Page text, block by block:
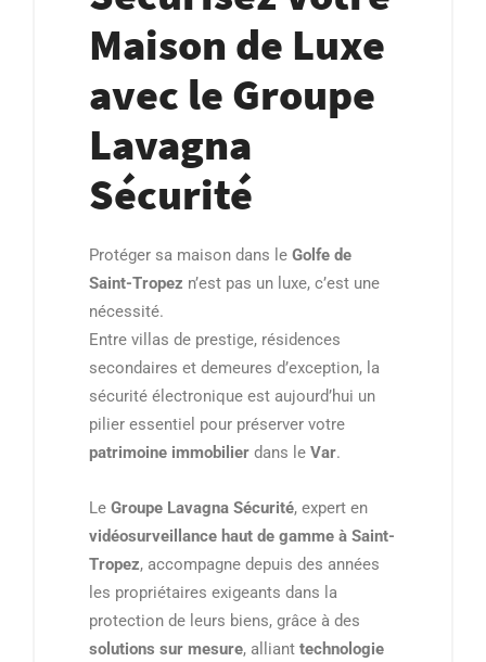
Maison de Luxe
avec le Groupe
Lavagna
Sécurité
Protéger sa maison dans le Golfe de
Saint-Tropez n’est pas un luxe, c’est une
nécessité.
Entre villas de prestige, résidences
secondaires et demeures d’exception, la
sécurité électronique est aujourd’hui un
pilier essentiel pour préserver votre
patrimoine immobilier dans le Var.
Le Groupe Lavagna Sécurité, expert en
vidéosurveillance haut de gamme à Saint-
Tropez, accompagne depuis des années
les propriétaires exigeants dans la
protection de leurs biens, grâce à des
solutions sur mesure, alliant technologie